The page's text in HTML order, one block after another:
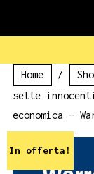
Home /
sette
economica –
In offerta!